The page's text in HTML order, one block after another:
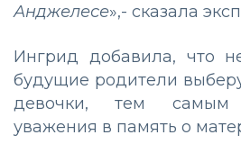
Анджелесе»,- сказала
Ингрид добавила, что
будущие родители
девочки, тем самым
уважения в память о